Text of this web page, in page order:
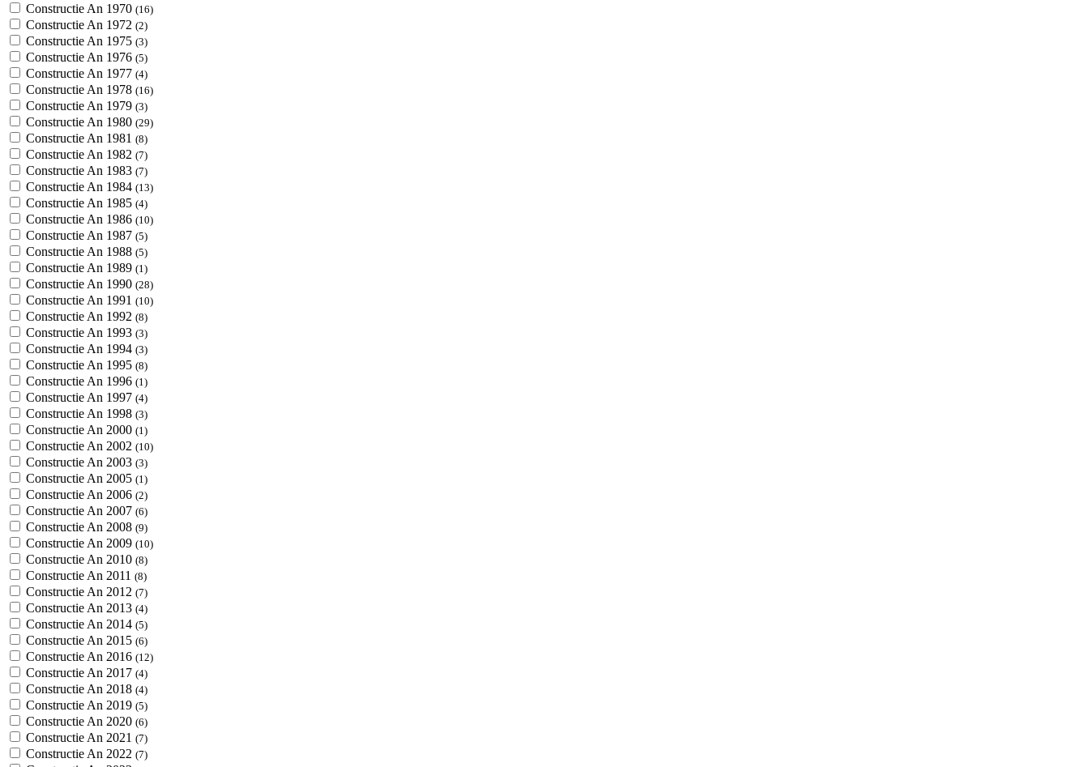
Constructie An 1970 (16)
Constructie An 1972 (2)
Constructie An 1975 (3)
Constructie An 1976 (5)
Constructie An 1977 (4)
Constructie An 1978 (16)
Constructie An 1979 (3)
Constructie An 1980 (29)
Constructie An 1981 (8)
Constructie An 1982 (7)
Constructie An 1983 (7)
Constructie An 1984 (13)
Constructie An 1985 (4)
Constructie An 1986 (10)
Constructie An 1987 (5)
Constructie An 1988 (5)
Constructie An 1989 (1)
Constructie An 1990 (28)
Constructie An 1991 (10)
Constructie An 1992 (8)
Constructie An 1993 (3)
Constructie An 1994 (3)
Constructie An 1995 (8)
Constructie An 1996 (1)
Constructie An 1997 (4)
Constructie An 1998 (3)
Constructie An 2000 (1)
Constructie An 2002 (10)
Constructie An 2003 (3)
Constructie An 2005 (1)
Constructie An 2006 (2)
Constructie An 2007 (6)
Constructie An 2008 (9)
Constructie An 2009 (10)
Constructie An 2010 (8)
Constructie An 2011 (8)
Constructie An 2012 (7)
Constructie An 2013 (4)
Constructie An 2014 (5)
Constructie An 2015 (6)
Constructie An 2016 (12)
Constructie An 2017 (4)
Constructie An 2018 (4)
Constructie An 2019 (5)
Constructie An 2020 (6)
Constructie An 2021 (7)
Constructie An 2022 (7)